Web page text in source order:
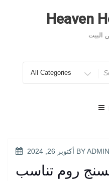
Heaven
البيت
for
POSTED
أكتوبر 26, 2024 BYADMIN
روم تناسب